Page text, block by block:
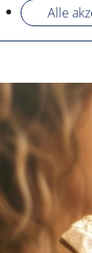
Alle